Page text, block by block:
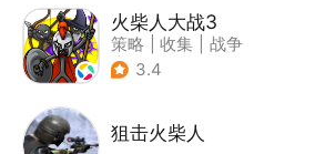
火柴人大战3
策略 收集
战争
| 火柴人
3.4
狙击火柴人